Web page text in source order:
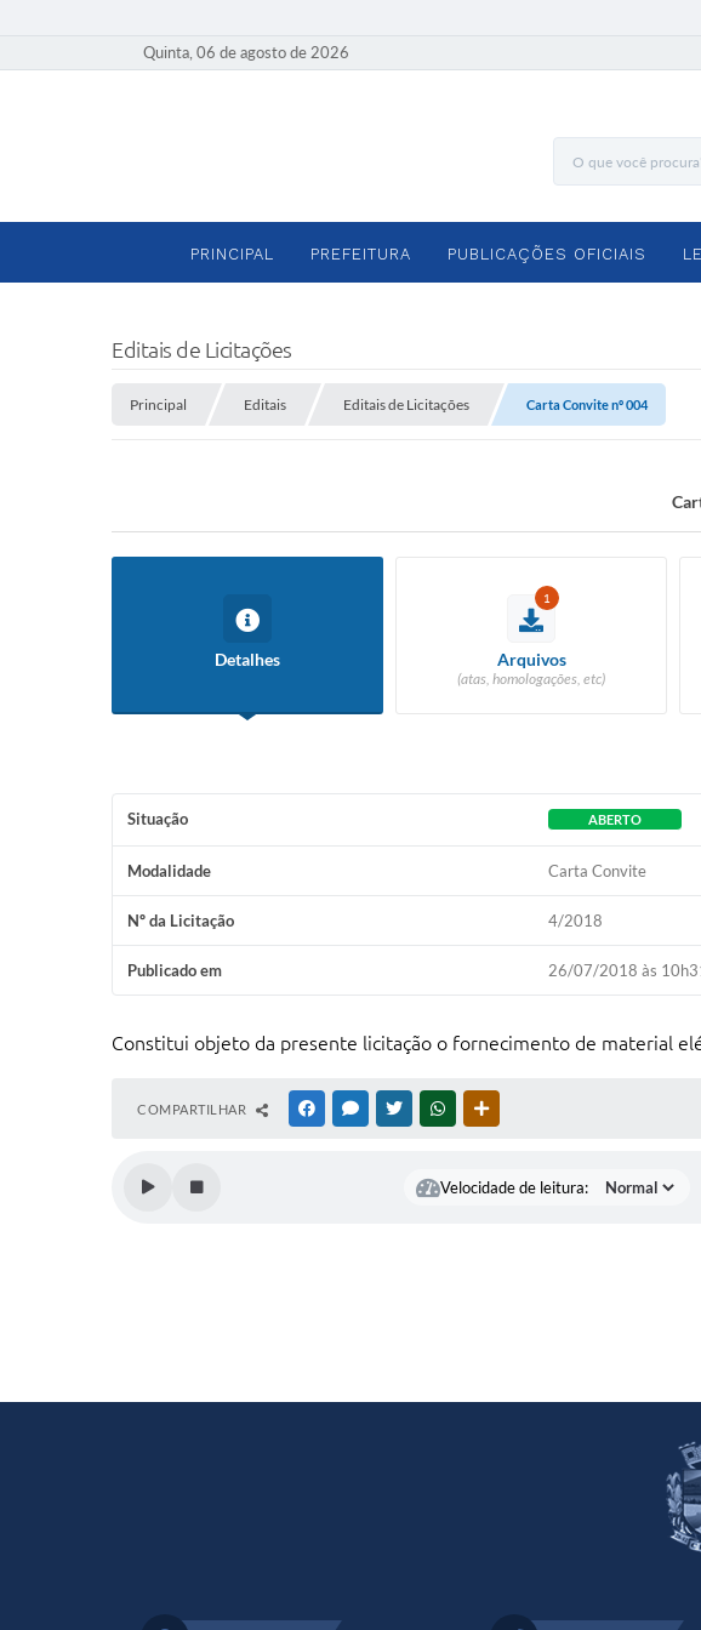
Quinta, 06 de agosto de 2026
PRINCIPAL PREFEITURA PUBLICAÇÕES OFICIAIS
Editais de Licitações
Principal Editais Editais de Licitações Carta Convite nº 004
Detalhes
1
Arquivos
(atas, homologações, etc)
Situação ABERTO
Modalidade Carta Convite
Nº da Licitação 4/2018
Publicado em 26/07/2018 às
Constitui objeto da presente licitação o fornecimento de material
COMPARTILHAR FACEBOOKMESSENGER
TWITTERWHATSAPP
Velocidade de leitura: